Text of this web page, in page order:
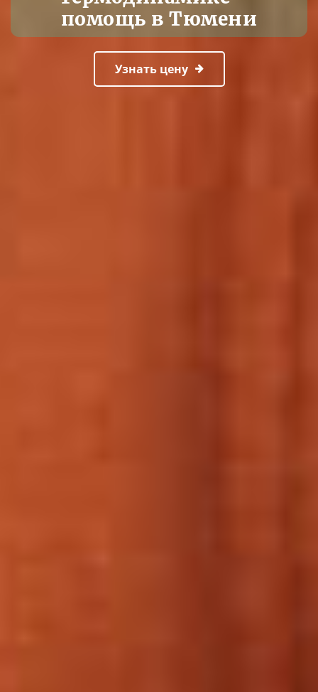
помощь в Тюмени
Узнать цену